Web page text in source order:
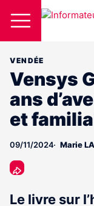
VENDÉE
Vensys
ans
et
09/11/2024 Marie
Le livre sur